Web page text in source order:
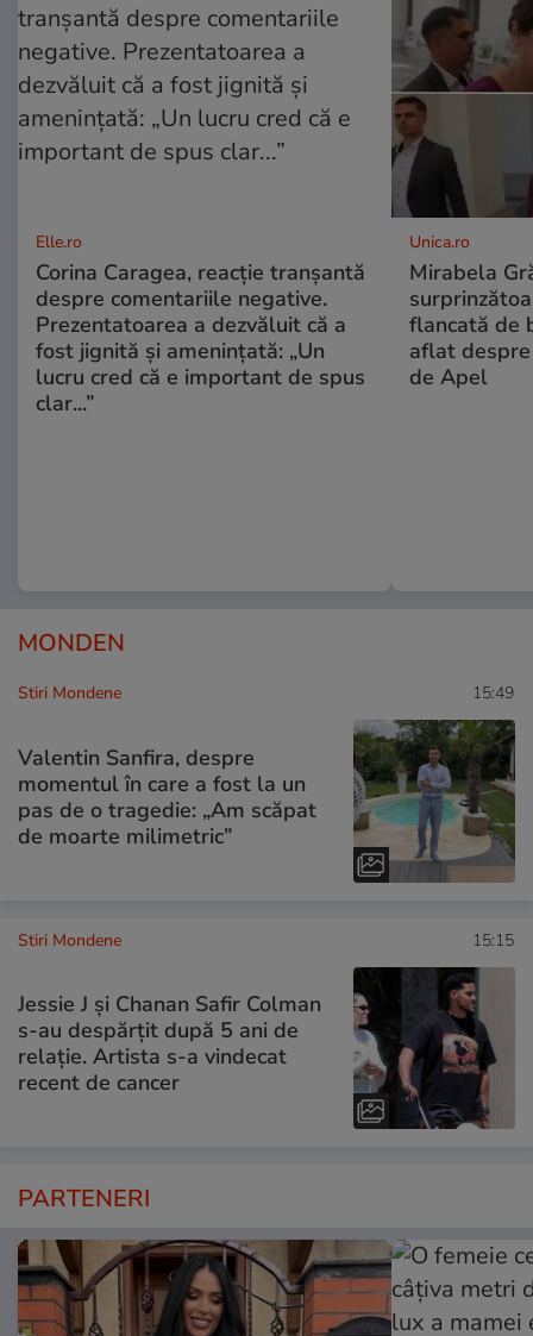
Elle.ro
Corina Caragea, reacție tranșantă
despre comentariile negative.
Prezentatoarea a dezvăluit că a
fost jignită și amenințată: „Un
lucru cred că e important de spus
clar...”
Unica.ro
Mirabela
flancată de
aflat
de Apel
MONDEN
Stiri Mondene 15:49
Valentin Sanfira, despre
momentul în care a fost la un
pas de o tragedie: „Am scăpat
de moarte milimetric”
Stiri Mondene 15:15
Jessie J și Chanan Safir Colman
s-au despărțit după 5 ani de
relație. Artista s-a vindecat
recent de cancer
PARTENERI